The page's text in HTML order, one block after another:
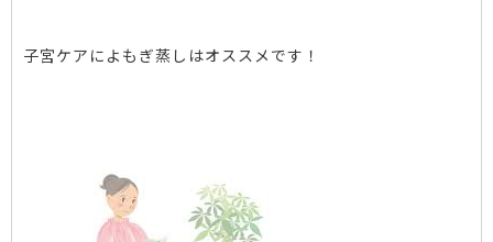
子宮ケアによもぎ蒸しはオススメです！